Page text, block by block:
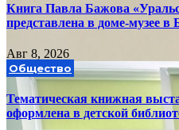
Книга Павла Бажова
представлена в доме-музее в
Авг 8, 2026
Общество
Тематическая книжная
оформлена в детской